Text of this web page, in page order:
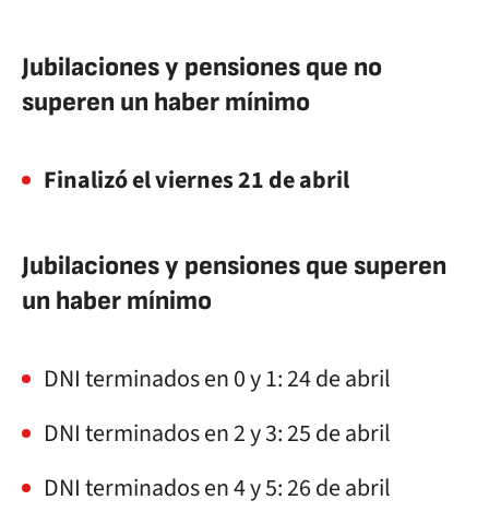
Jubilaciones y pensiones que no
superen un haber mínimo
Finalizó el viernes 21 de abril
Jubilaciones y pensiones que superen
un haber mínimo
DNI terminados en 0 y 1: 24 de abril
DNI terminados en 2 y 3: 25 de abril
DNI terminados en 4 y 5: 26 de abril